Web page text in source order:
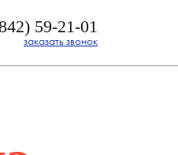
59-21-01
заказать звонок